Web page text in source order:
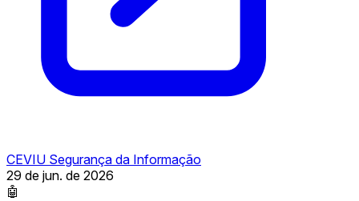
CEVIU Segurança da Informação
29 de jun. de 2026
🤖